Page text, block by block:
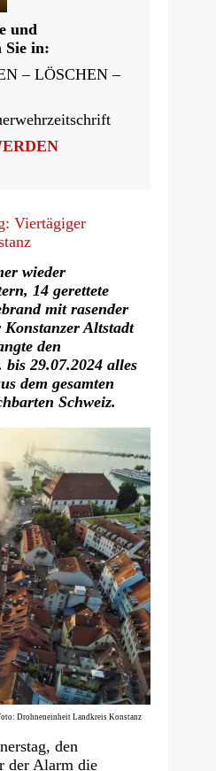
und
Sie in:
– LÖSCHEN –
Viertägiger
wieder
14 gerettete
mit rasender
Altstadt
den
29.07.2024 alles
dem gesamten
Schweiz.
Drohneneinheit Landkreis Konstanz
den
der Alarm die